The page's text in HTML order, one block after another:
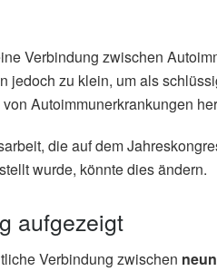
Verbindung zwischen
jedoch zu klein, um als
Autoimmunerkrankungen
die auf dem
wurde, könnte dies ändern.
aufgezeigt
Verbindung zwischen